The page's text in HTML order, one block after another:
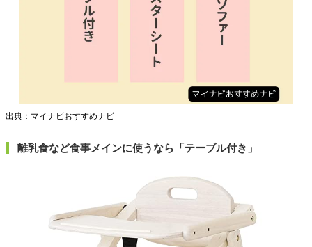
出典：マイナビおすすめナビ
離乳食など食事メインに使うなら「テーブル付き」